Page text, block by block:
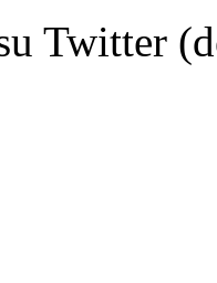
Twitter